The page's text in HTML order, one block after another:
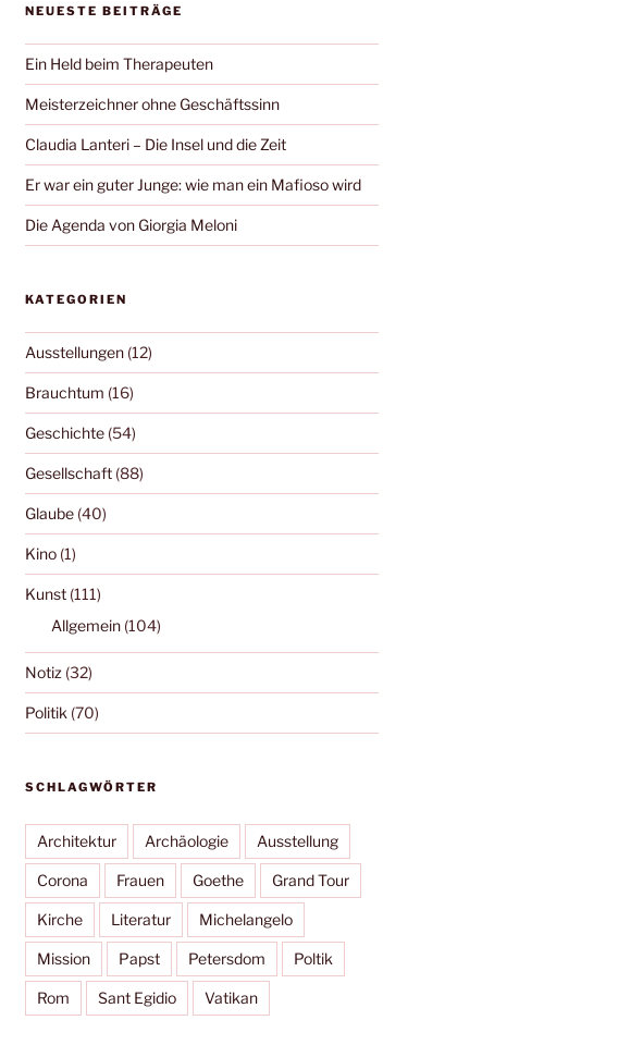
NEUESTE BEITRÄGE
Ein Held beim Therapeuten
Meisterzeichner ohne Geschäftssinn
Claudia Lanteri – Die Insel und die Zeit
Er war ein guter Junge: wie man ein Mafioso wird
Die Agenda von Giorgia Meloni
KATEGORIEN
Ausstellungen(12)
Brauchtum (16)
Geschichte(54)
Gesellschaft(88)
Glaube(40)
Kino(1)
Kunst(111)
Allgemein(104)
Notiz (32)
Politik (70)
SCHLAGWÖRTER
Architektur Archäologie Ausstellung
Corona Frauen Goethe Grand Tour
Kirche Literatur Michelangelo
Mission Papst Petersdom Poltik
Rom Sant Egidio Vatikan